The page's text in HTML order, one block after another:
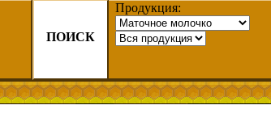
Продукция:
ПОИСК